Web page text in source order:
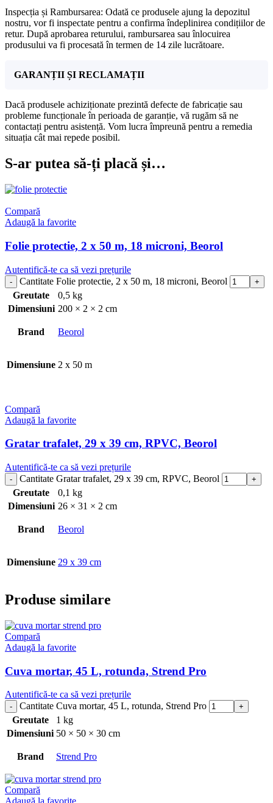
Inspecția și Rambursarea: Odată ce produsele ajung la depozitul
nostru, vor fi inspectate pentru a confirma îndeplinirea condițiilor de
retur. După aprobarea returului, rambursarea sau înlocuirea
produsului va fi procesată în termen de 14 zile lucrătoare.
GARANȚII ȘI RECLAMAȚII
Dacă produsele achiziționate prezintă defecte de fabricație sau
probleme funcționale în perioada de garanție, vă rugăm să ne
contactați pentru asistență. Vom lucra împreună pentru a remedia
situația cât mai repede posibil.
S-ar putea să-ți placă și…
Compară
Adaugă la favorite
Folie protectie, 2 x 50 m, 18 microni, Beorol
Autentifică-te ca să vezi prețurile
Cantitate Folie protectie, 2 x 50 m, 18 microni, Beorol
Greutate
0,5 kg
Dimensiuni 200 × 2 × 2 cm
Brand Beorol
Dimensiune 2 x 50 m
Compară
Adaugă la favorite
Gratar trafalet, 29 x 39 cm, RPVC, Beorol
Autentifică-te ca să vezi prețurile
Cantitate Gratar trafalet, 29 x 39 cm, RPVC, Beorol
Greutate
0,1 kg
Dimensiuni 26 × 31 × 2 cm
Brand Beorol
Dimensiune 29 x 39 cm
Produse similare
Compară
Adaugă la favorite
Cuva mortar, 45 L, rotunda, Strend Pro
Autentifică-te ca să vezi prețurile
Cantitate Cuva mortar, 45 L, rotunda, Strend Pro
Greutate
1 kg
Dimensiuni 50 × 50 × 30 cm
Brand Strend Pro
Compară